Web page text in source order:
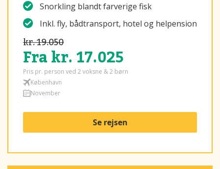
Snorkling blandt farverige fisk
Inkl. fly, bådtransport, hotel og helpension
kr. 19.050
Fra kr. 17.025
Pris pr. person ved 2 voksne & 2 børn
København
November
Se rejsen